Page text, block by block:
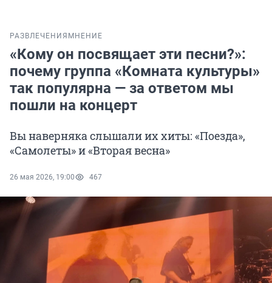
РАЗВЛЕЧЕНИЯ МНЕНИЕ
«Кому он посвящает эти песни?»:
почему группа «Комната культуры»
так популярна — за ответом мы
пошли на концерт
Вы наверняка слышали их хиты: «Поезда»,
«Самолеты» и «Вторая весна»
26 мая 2026, 19:00 467